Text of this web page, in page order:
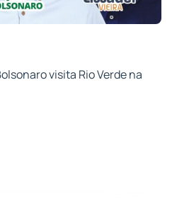
visita Rio Verde na